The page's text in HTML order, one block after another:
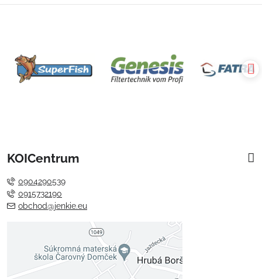
KOICentrum
0904290539
0915732190
obchod@jenkie.eu
Externý obsah je blokovaný
Voľbami súkromia